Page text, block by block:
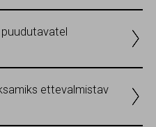
ettevalmistav